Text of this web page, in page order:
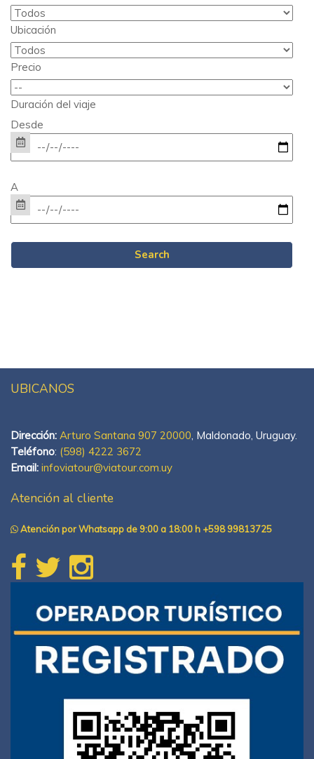
Ubicación
Precio
Duración del viaje
Desde
A
UBICANOS
Dirección: Arturo Santana 907 20000 , Maldonado, Uruguay.
Teléfono: (598) 4222 3672
Email: infoviatour@viatour.com.uy
Atención al cliente
Atención por Whatsapp de 9:00 a 18:00 h +598 99813725